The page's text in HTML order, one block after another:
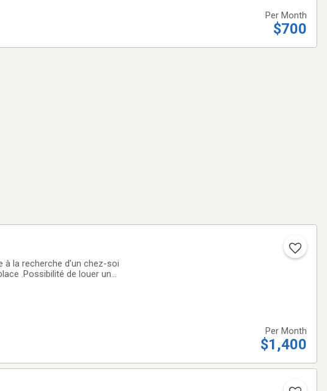
Per Month
$700
la recherche d’un chez-soi
.Possibilité de louer un
Per Month
$1,400